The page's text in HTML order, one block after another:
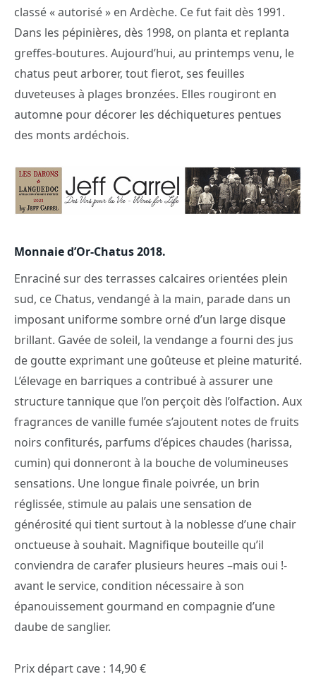
classé « autorisé » en Ardèche. Ce fut fait dès 1991.
Dans les pépinières, dès 1998, on planta et replanta
greffes-boutures. Aujourd’hui, au printemps venu, le
chatus peut arborer, tout fierot, ses feuilles
duveteuses à plages bronzées. Elles rougiront en
automne pour décorer les déchiquetures pentues
des monts ardéchois.
Monnaie d’Or-Chatus 2018.
Enraciné sur des terrasses calcaires orientées plein
sud, ce Chatus, vendangé à la main, parade dans un
imposant uniforme sombre orné d’un large disque
brillant. Gavée de soleil, la vendange a fourni des jus
de goutte exprimant une goûteuse et pleine maturité.
L’élevage en barriques a contribué à assurer une
structure tannique que l’on perçoit dès l’olfaction. Aux
fragrances de vanille fumée s’ajoutent notes de fruits
noirs confiturés, parfums d’épices chaudes (harissa,
cumin) qui donneront à la bouche de volumineuses
sensations. Une longue finale poivrée, un brin
réglissée, stimule au palais une sensation de
générosité qui tient surtout à la noblesse d’une chair
onctueuse à souhait. Magnifique bouteille qu’il
conviendra de carafer plusieurs heures –mais oui !-
avant le service, condition nécessaire à son
épanouissement gourmand en compagnie d’une
daube de sanglier.
Prix départ cave : 14,90 €